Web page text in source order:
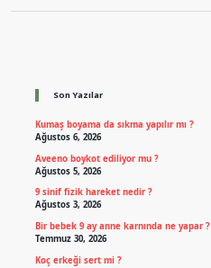
Son Yazılar
Kumaş boyama da sıkma yapılır mı ?
Ağustos 6, 2026
Aveeno boykot ediliyor mu ?
Ağustos 5, 2026
9 sinif fizik hareket nedir ?
Ağustos 3, 2026
Bir bebek 9 ay anne karnında ne yapar ?
Temmuz 30, 2026
Koç erkeği sert mi ?